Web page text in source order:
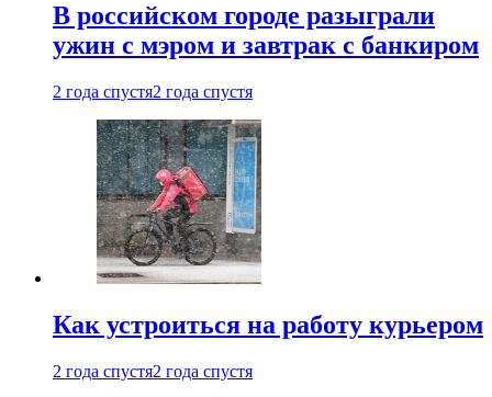
В российском городе разыграли
ужин с мэром и завтрак с банкиром
2 года спустя2 года спустя
Как устроиться на работу курьером
2 года спустя2 года спустя